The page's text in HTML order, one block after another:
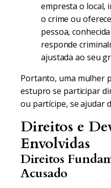
empresta o local,
o crime ou
pessoa,
responde
ajustada ao seu
Portanto, uma mulher
estupro se participar
ou partícipe, se ajudar
Direitos e
Envolvidas
Direitos
Acusado